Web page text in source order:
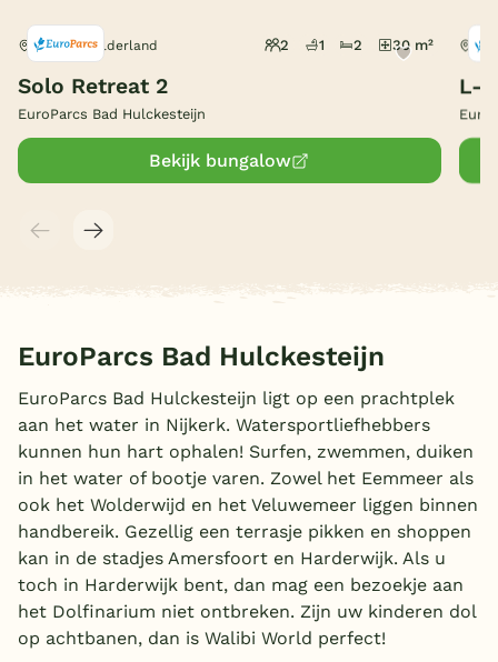
Blog
Onze e-boeken
Nijkerk, Gelderland 2 1 2 30 m²
Solo Retreat 2
EuroParcs Bad Hulckesteijn
Bekijk bungalow
L-
EuroParcs Bad Hulckesteijn
EuroParcs Bad Hulckesteijn ligt op een prachtplek
aan het water in Nijkerk. Watersportliefhebbers
kunnen hun hart ophalen! Surfen, zwemmen, duiken
in het water of bootje varen. Zowel het Eemmeer als
ook het Wolderwijd en het Veluwemeer liggen binnen
handbereik. Gezellig een terrasje pikken en shoppen
kan in de stadjes Amersfoort en Harderwijk. Als u
toch in Harderwijk bent, dan mag een bezoekje aan
het Dolfinarium niet ontbreken. Zijn uw kinderen dol
op achtbanen, dan is Walibi World perfect!